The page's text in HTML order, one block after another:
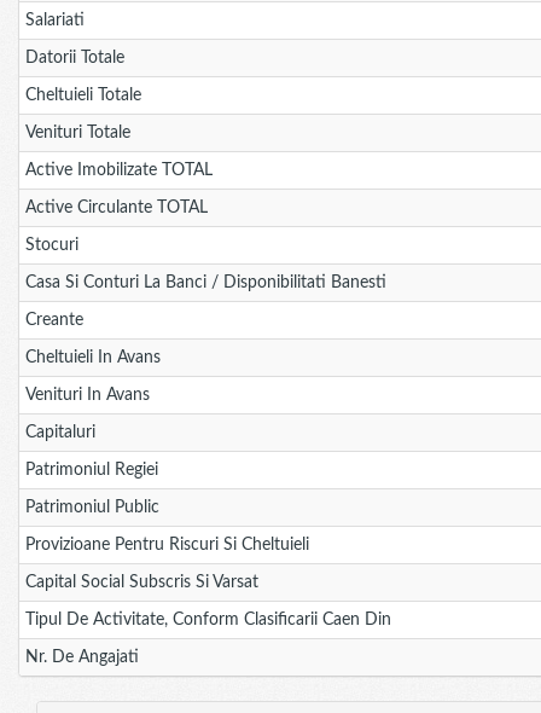
Salariati
Datorii Totale
Cheltuieli Totale
Venituri Totale
Active Imobilizate TOTAL
Active Circulante TOTAL
Stocuri
Casa Si Conturi La Banci / Disponibilitati Banesti
Creante
Cheltuieli In Avans
Venituri In Avans
Capitaluri
Patrimoniul Regiei
Patrimoniul Public
Provizioane Pentru Riscuri Si Cheltuieli
Capital Social Subscris Si Varsat
Tipul De Activitate, Conform Clasificarii Caen Din
Nr. De Angajati